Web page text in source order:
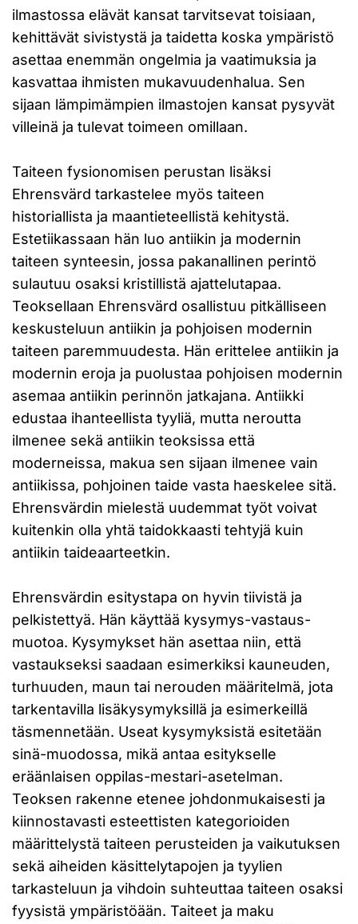
ilmastossa elävät kansat tarvitsevat toisiaan,
kehittävät sivistystä ja taidetta koska ympäristö
asettaa enemmän ongelmia ja vaatimuksia ja
kasvattaa ihmisten mukavuudenhalua. Sen
sijaan lämpimämpien ilmastojen kansat pysyvät
villeinä ja tulevat toimeen omillaan.
Taiteen fysionomisen perustan lisäksi
Ehrensvärd tarkastelee myös taiteen
historiallista ja maantieteellistä kehitystä.
Estetiikassaan hän luo antiikin ja modernin
taiteen synteesin, jossa pakanallinen perintö
sulautuu osaksi kristillistä ajattelutapaa.
Teoksellaan Ehrensvärd osallistuu pitkälliseen
keskusteluun antiikin ja pohjoisen modernin
taiteen paremmuudesta. Hän erittelee antiikin ja
modernin eroja ja puolustaa pohjoisen modernin
asemaa antiikin perinnön jatkajana. Antiikki
edustaa ihanteellista tyyliä, mutta neroutta
ilmenee sekä antiikin teoksissa että
moderneissa, makua sen sijaan ilmenee vain
antiikissa, pohjoinen taide vasta haeskelee sitä.
Ehrensvärdin mielestä uudemmat työt voivat
kuitenkin olla yhtä taidokkaasti tehtyjä kuin
antiikin taideaarteetkin.
Ehrensvärdin esitystapa on hyvin tiivistä ja
pelkistettyä. Hän käyttää kysymys-vastaus-
muotoa. Kysymykset hän asettaa niin, että
vastaukseksi saadaan esimerkiksi kauneuden,
turhuuden, maun tai nerouden määritelmä, jota
tarkentavilla lisäkysymyksillä ja esimerkeillä
täsmennetään. Useat kysymyksistä esitetään
sinä-muodossa, mikä antaa esitykselle
eräänlaisen oppilas-mestari-asetelman.
Teoksen rakenne etenee johdonmukaisesti ja
kiinnostavasti esteettisten kategorioiden
määrittelystä taiteen perusteiden ja vaikutuksen
sekä aiheiden käsittelytapojen ja tyylien
tarkasteluun ja vihdoin suhteuttaa taiteen osaksi
fyysistä ympäristöään. Taiteet ja maku